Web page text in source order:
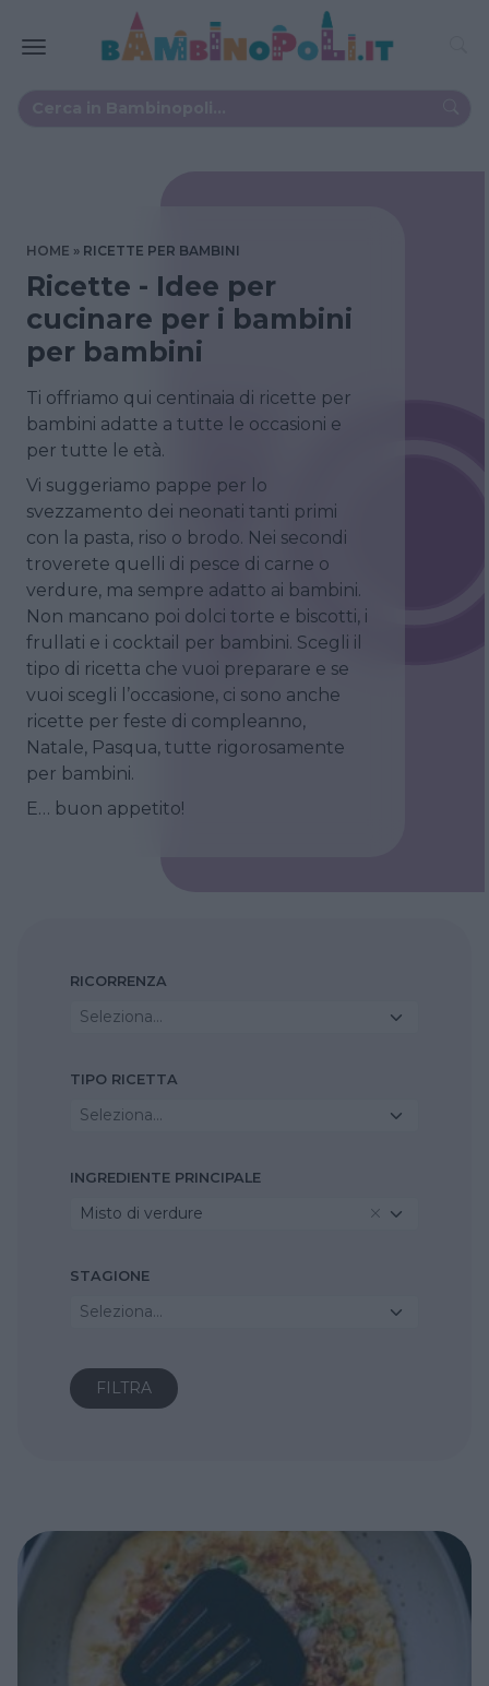
HOME RICETTE PER BAMBINI
Ricette - Idee per
cucinare per i bambini
per bambini
Ti offriamo qui centinaia di ricette per
bambini adatte a tutte le occasioni e
per tutte le età.
Vi suggeriamo pappe per lo
svezzamento dei neonati tanti primi
con la pasta, riso o brodo. Nei secondi
troverete quelli di pesce di carne o
verdure, ma sempre adatto ai bambini.
Non mancano poi dolci torte e biscotti, i
frullati e i cocktail per bambini. Scegli il
tipo di ricetta che vuoi preparare e se
vuoi scegli l’occasione, ci sono anche
ricette per feste di compleanno,
Natale, Pasqua, tutte rigorosamente
per bambini.
E… buon appetito!
RICORRENZA
Seleziona...
TIPO RICETTA
Seleziona...
INGREDIENTE PRINCIPALE
Misto di verdure
STAGIONE
Seleziona...